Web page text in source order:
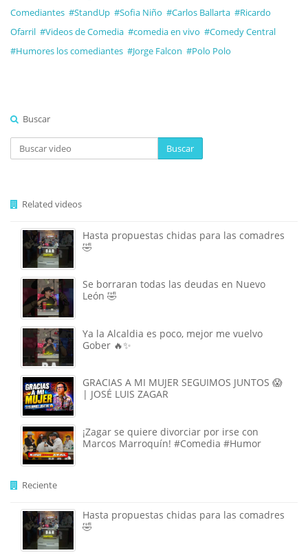
Comediantes #StandUp #Sofia Niño #Carlos Ballarta #Ricardo
Ofarril #Videos de Comedia #comedia en vivo #Comedy Central
#Humores los comediantes #Jorge Falcon #Polo Polo
Buscar
Buscar
Related videos
Hasta propuestas chidas para las comadres
🤣
Se borraran todas las deudas en Nuevo
León 🤣
Ya la Alcaldia es poco, mejor me vuelvo
Gober 🔥✨
GRACIAS A MI MUJER SEGUIMOS JUNTOS 😱
| JOSÉ LUIS ZAGAR
¡Zagar se quiere divorciar por irse con
Marcos Marroquín! #Comedia #Humor
Reciente
Hasta propuestas chidas para las comadres
🤣